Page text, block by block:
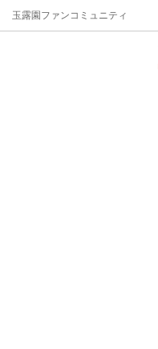
玉露園ファンコミュニティ